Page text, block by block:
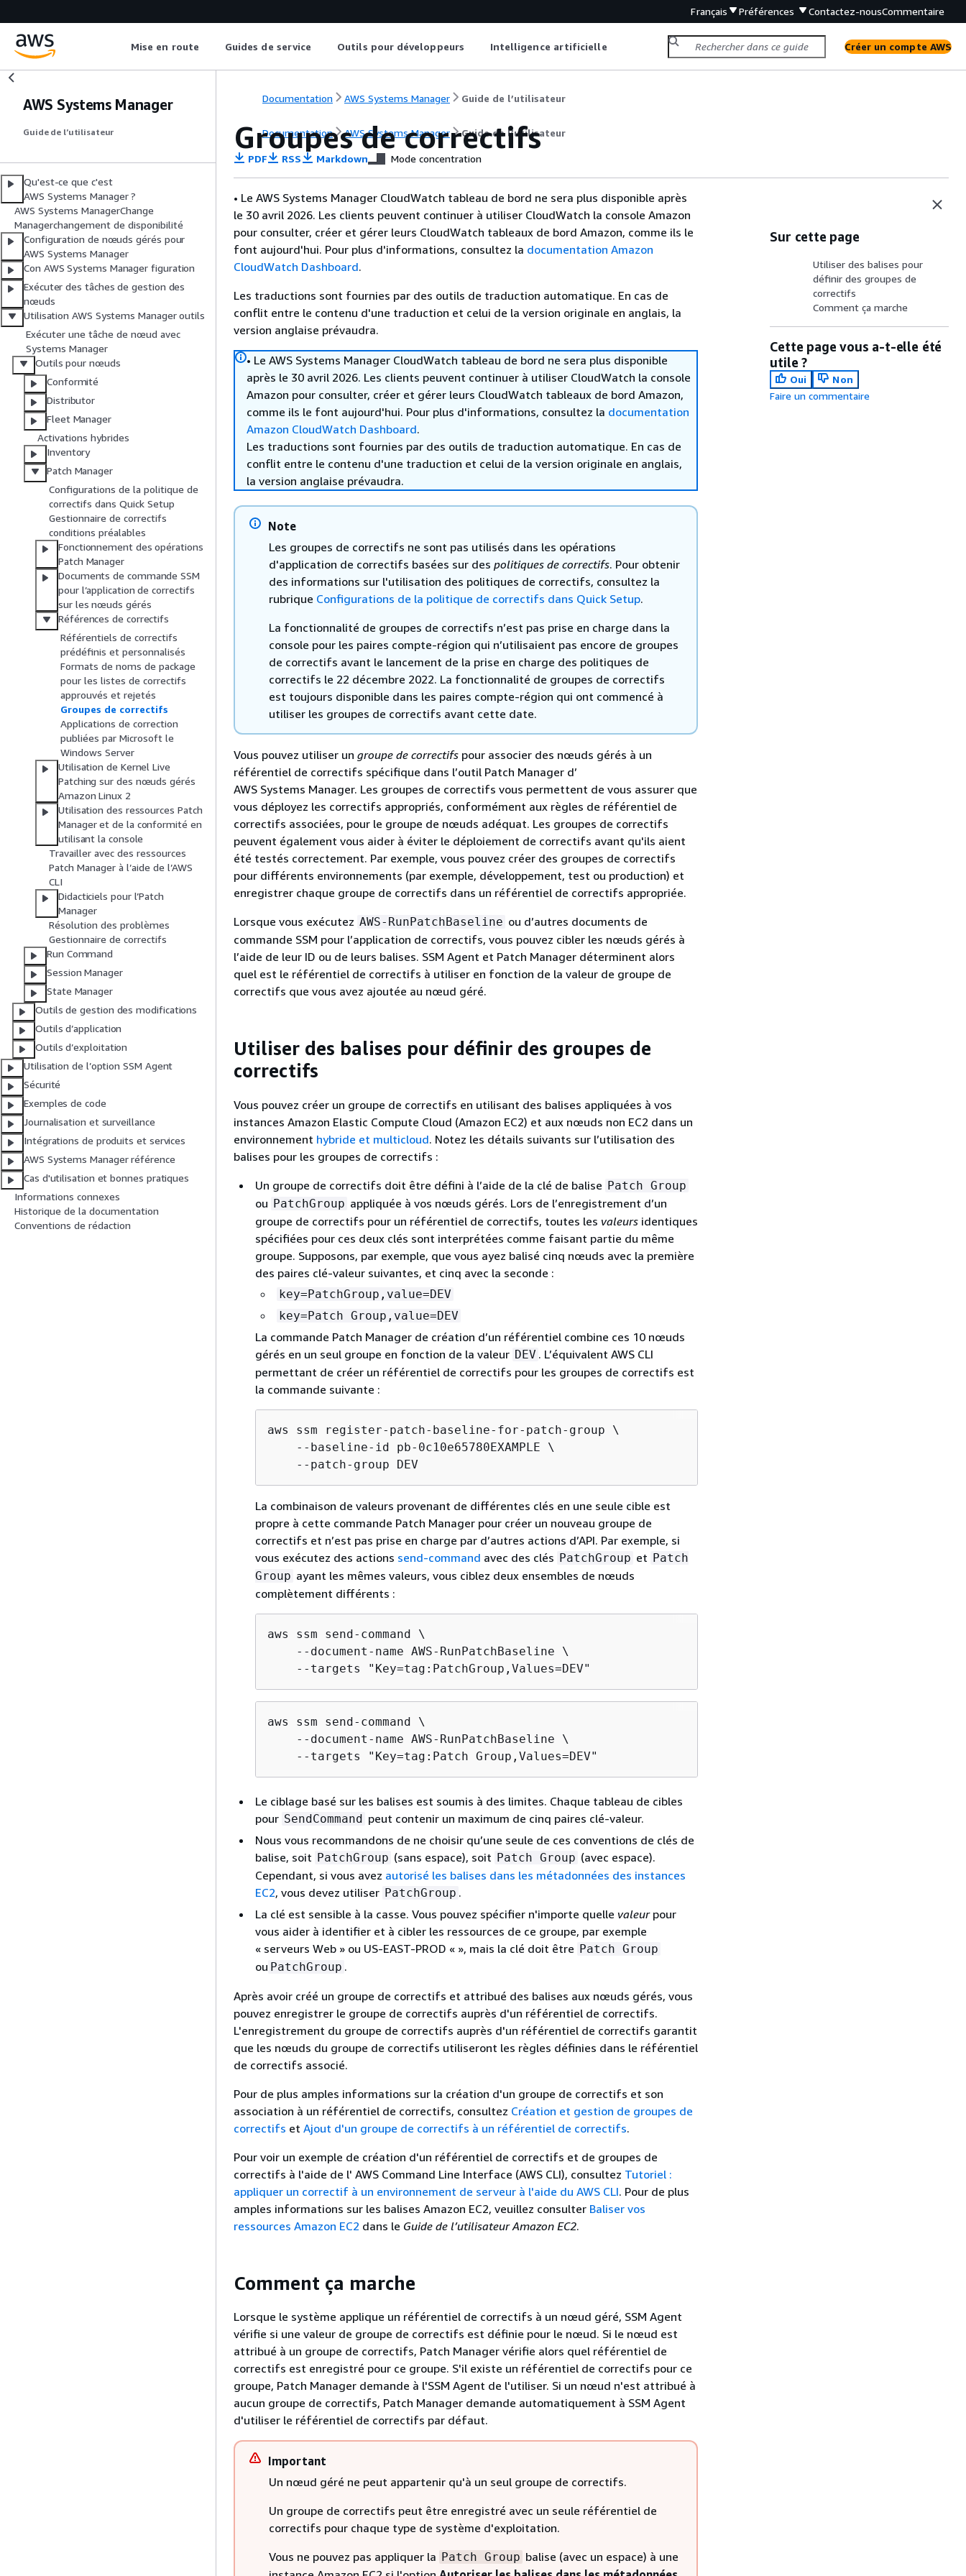
Français Préférences Contactez-nousCommentaire
Mise en route Guides de service Outils pour développeurs Intelligence artificielle Créer un compte AWS
AWS Systems Manager
Guide de l’utilisateur
Qu'est-ce que c'est
AWS Systems Manager ?
AWS Systems ManagerChange
Managerchangement de disponibilité
Configuration de nœuds gérés pour
AWS Systems Manager
Con AWS Systems Manager figuration
Exécuter des tâches de gestion des
nœuds
Utilisation AWS Systems Manager outils
Exécuter une tâche de nœud avec
Systems Manager
Outils pour nœuds
Conformité
Distributor
Fleet Manager
Activations hybrides
Inventory
Patch Manager
Configurations de la politique de
correctifs dans Quick Setup
Gestionnaire de correctifs
conditions préalables
Fonctionnement des opérations
Patch Manager
Documents de commande SSM
pour l’application de correctifs
sur les nœuds gérés
Références de correctifs
Référentiels de correctifs
prédéfinis et personnalisés
Formats de noms de package
pour les listes de correctifs
approuvés et rejetés
Groupes de correctifs
Applications de correction
publiées par Microsoft le
Windows Server
Utilisation de Kernel Live
Patching sur des nœuds gérés
Amazon Linux 2
Utilisation des ressources Patch
Manager et de la conformité en
utilisant la console
Travailler avec des ressources
Patch Manager à l’aide de l’AWS
CLI
Didacticiels pour l’Patch
Manager
Résolution des problèmes
Gestionnaire de correctifs
Run Command
Session Manager
State Manager
Outils de gestion des modifications
Outils d’application
Outils d’exploitation
Utilisation de l’option SSM Agent
Sécurité
Exemples de code
Journalisation et surveillance
Intégrations de produits et services
AWS Systems Manager référence
Cas d'utilisation et bonnes pratiques
Informations connexes
Historique de la documentation
Conventions de rédaction
Documentation AWS Systems Manager Guide de l’utilisateur
Documentation AWS Systems Manager Guide de l’utilisateur
Groupes de correctifs
PDF RSS Markdown Mode concentration
• Le AWS Systems Manager CloudWatch tableau de bord ne sera plus disponible après
le 30 avril 2026. Les clients peuvent continuer à utiliser CloudWatch la console Amazon
pour consulter, créer et gérer leurs CloudWatch tableaux de bord Amazon, comme ils le
font aujourd'hui. Pour plus d'informations, consultez la documentation Amazon
CloudWatch Dashboard.
Les traductions sont fournies par des outils de traduction automatique. En cas de
conflit entre le contenu d'une traduction et celui de la version originale en anglais, la
version anglaise prévaudra.
• Le AWS Systems Manager CloudWatch tableau de bord ne sera plus disponible
après le 30 avril 2026. Les clients peuvent continuer à utiliser CloudWatch la console
Amazon pour consulter, créer et gérer leurs CloudWatch tableaux de bord Amazon,
comme ils le font aujourd'hui. Pour plus d'informations, consultez la documentation
Amazon CloudWatch Dashboard.
Les traductions sont fournies par des outils de traduction automatique. En cas de
conflit entre le contenu d'une traduction et celui de la version originale en anglais,
la version anglaise prévaudra.
Note
Les groupes de correctifs ne sont pas utilisés dans les opérations
d'application de correctifs basées sur des politiques de correctifs. Pour obtenir
des informations sur l'utilisation des politiques de correctifs, consultez la
rubrique Configurations de la politique de correctifs dans Quick Setup.
La fonctionnalité de groupes de correctifs n’est pas prise en charge dans la
console pour les paires compte-région qui n’utilisaient pas encore de groupes
de correctifs avant le lancement de la prise en charge des politiques de
correctifs le 22 décembre 2022. La fonctionnalité de groupes de correctifs
est toujours disponible dans les paires compte-région qui ont commencé à
utiliser les groupes de correctifs avant cette date.
Vous pouvez utiliser un groupe de correctifs pour associer des nœuds gérés à un
référentiel de correctifs spécifique dans l’outil Patch Manager d’
AWS Systems Manager. Les groupes de correctifs vous permettent de vous assurer que
vous déployez les correctifs appropriés, conformément aux règles de référentiel de
correctifs associées, pour le groupe de nœuds adéquat. Les groupes de correctifs
peuvent également vous aider à éviter le déploiement de correctifs avant qu'ils aient
été testés correctement. Par exemple, vous pouvez créer des groupes de correctifs
pour différents environnements (par exemple, développement, test ou production) et
enregistrer chaque groupe de correctifs dans un référentiel de correctifs appropriée.
Lorsque vous exécutez AWS-RunPatchBaseline ou d’autres documents de
commande SSM pour l’application de correctifs, vous pouvez cibler les nœuds gérés à
l’aide de leur ID ou de leurs balises. SSM Agent et Patch Manager déterminent alors
quel est le référentiel de correctifs à utiliser en fonction de la valeur de groupe de
correctifs que vous avez ajoutée au nœud géré.
Utiliser des balises pour définir des groupes de
correctifs
Vous pouvez créer un groupe de correctifs en utilisant des balises appliquées à vos
instances Amazon Elastic Compute Cloud (Amazon EC2) et aux nœuds non EC2 dans un
environnement hybride et multicloud. Notez les détails suivants sur l’utilisation des
balises pour les groupes de correctifs :
Un groupe de correctifs doit être défini à l’aide de la clé de balise Patch Group
ou PatchGroup appliquée à vos nœuds gérés. Lors de l’enregistrement d’un
groupe de correctifs pour un référentiel de correctifs, toutes les valeurs identiques
spécifiées pour ces deux clés sont interprétées comme faisant partie du même
groupe. Supposons, par exemple, que vous ayez balisé cinq nœuds avec la première
des paires clé-valeur suivantes, et cinq avec la seconde :
key=PatchGroup,value=DEV
key=Patch Group,value=DEV
La commande Patch Manager de création d’un référentiel combine ces 10 nœuds
gérés en un seul groupe en fonction de la valeur DEV . L’équivalent AWS CLI
permettant de créer un référentiel de correctifs pour les groupes de correctifs est
la commande suivante :
aws ssm register-patch-baseline-for-patch-group \
    --baseline-id pb-0c10e65780EXAMPLE \
    --patch-group DEV
La combinaison de valeurs provenant de différentes clés en une seule cible est
propre à cette commande Patch Manager pour créer un nouveau groupe de
correctifs et n’est pas prise en charge par d’autres actions d’API. Par exemple, si
vous exécutez des actions send-command avec des clés PatchGroup et Patch
Group ayant les mêmes valeurs, vous ciblez deux ensembles de nœuds
complètement différents :
aws ssm send-command \
    --document-name AWS-RunPatchBaseline \
    --targets "Key=tag:PatchGroup,Values=DEV"
aws ssm send-command \
    --document-name AWS-RunPatchBaseline \
    --targets "Key=tag:Patch Group,Values=DEV"
Le ciblage basé sur les balises est soumis à des limites. Chaque tableau de cibles
pour SendCommand peut contenir un maximum de cinq paires clé-valeur.
Nous vous recommandons de ne choisir qu’une seule de ces conventions de clés de
balise, soit PatchGroup (sans espace), soit Patch Group (avec espace).
Cependant, si vous avez autorisé les balises dans les métadonnées des instances
EC2, vous devez utiliser PatchGroup .
La clé est sensible à la casse. Vous pouvez spécifier n'importe quelle valeurpour
vous aider à identifier et à cibler les ressources de ce groupe, par exemple
« serveurs Web » ou US-EAST-PROD « », mais la clé doit être Patch Group
ou PatchGroup .
Après avoir créé un groupe de correctifs et attribué des balises aux nœuds gérés, vous
pouvez enregistrer le groupe de correctifs auprès d'un référentiel de correctifs.
L'enregistrement du groupe de correctifs auprès d'un référentiel de correctifs garantit
que les nœuds du groupe de correctifs utiliseront les règles définies dans le référentiel
de correctifs associé.
Pour de plus amples informations sur la création d'un groupe de correctifs et son
association à un référentiel de correctifs, consultez Création et gestion de groupes de
correctifs et Ajout d'un groupe de correctifs à un référentiel de correctifs.
Pour voir un exemple de création d'un référentiel de correctifs et de groupes de
correctifs à l'aide de l' AWS Command Line Interface (AWS CLI), consultez Tutoriel :
appliquer un correctif à un environnement de serveur à l'aide du AWS CLI. Pour de plus
amples informations sur les balises Amazon EC2, veuillez consulter Baliser vos
ressources Amazon EC2 dans le Guide de l’utilisateur Amazon EC2.
Comment ça marche
Lorsque le système applique un référentiel de correctifs à un nœud géré, SSM Agent
vérifie si une valeur de groupe de correctifs est définie pour le nœud. Si le nœud est
attribué à un groupe de correctifs, Patch Manager vérifie alors quel référentiel de
correctifs est enregistré pour ce groupe. S'il existe un référentiel de correctifs pour ce
groupe, Patch Manager demande à l'SSM Agent de l'utiliser. Si un nœud n'est attribué à
aucun groupe de correctifs, Patch Manager demande automatiquement à SSM Agent
d'utiliser le référentiel de correctifs par défaut.
Important
Un nœud géré ne peut appartenir qu'à un seul groupe de correctifs.
Un groupe de correctifs peut être enregistré avec un seule référentiel de
correctifs pour chaque type de système d'exploitation.
Vous ne pouvez pas appliquer la Patch Group balise (avec un espace) à une
Sur cette page
Utiliser des balises pour
définir des groupes de
correctifs
Comment ça marche
Cette page vous a-t-elle été
utile ?
Oui
Non
Faire un commentaire